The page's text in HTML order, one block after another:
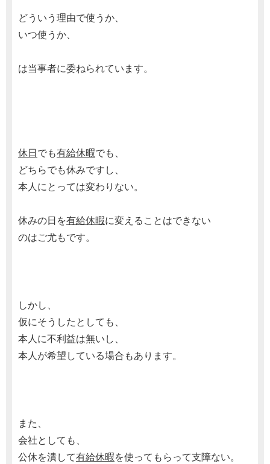
どういう理由で使うか、
いつ使うか、
は当事者に委ねられています。
休日でも有給休暇でも、
どちらでも休みですし、
本人にとっては変わりない。
休みの日を有給休暇に変えることはできない
のはご尤もです。
しかし、
仮にそうしたとしても、
本人に不利益は無いし、
本人が希望している場合もあります。
また、
会社としても、
公休を潰して有給休暇を使ってもらって支障ない。